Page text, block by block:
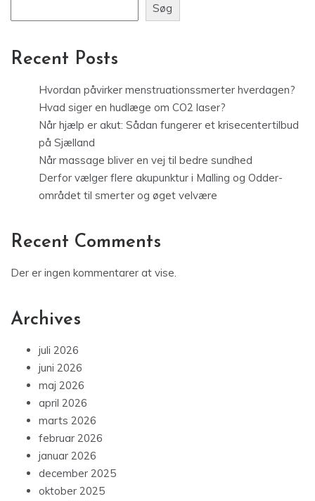
Søg
Recent Posts
Hvordan påvirker menstruationssmerter hverdagen?
Hvad siger en hudlæge om CO2 laser?
Når hjælp er akut: Sådan fungerer et krisecentertilbud
på Sjælland
Når massage bliver en vej til bedre sundhed
Derfor vælger flere akupunktur i Malling og Odder-
området til smerter og øget velvære
Recent Comments
Der er ingen kommentarer at vise.
Archives
juli 2026
juni 2026
maj 2026
april 2026
marts 2026
februar 2026
januar 2026
december 2025
oktober 2025